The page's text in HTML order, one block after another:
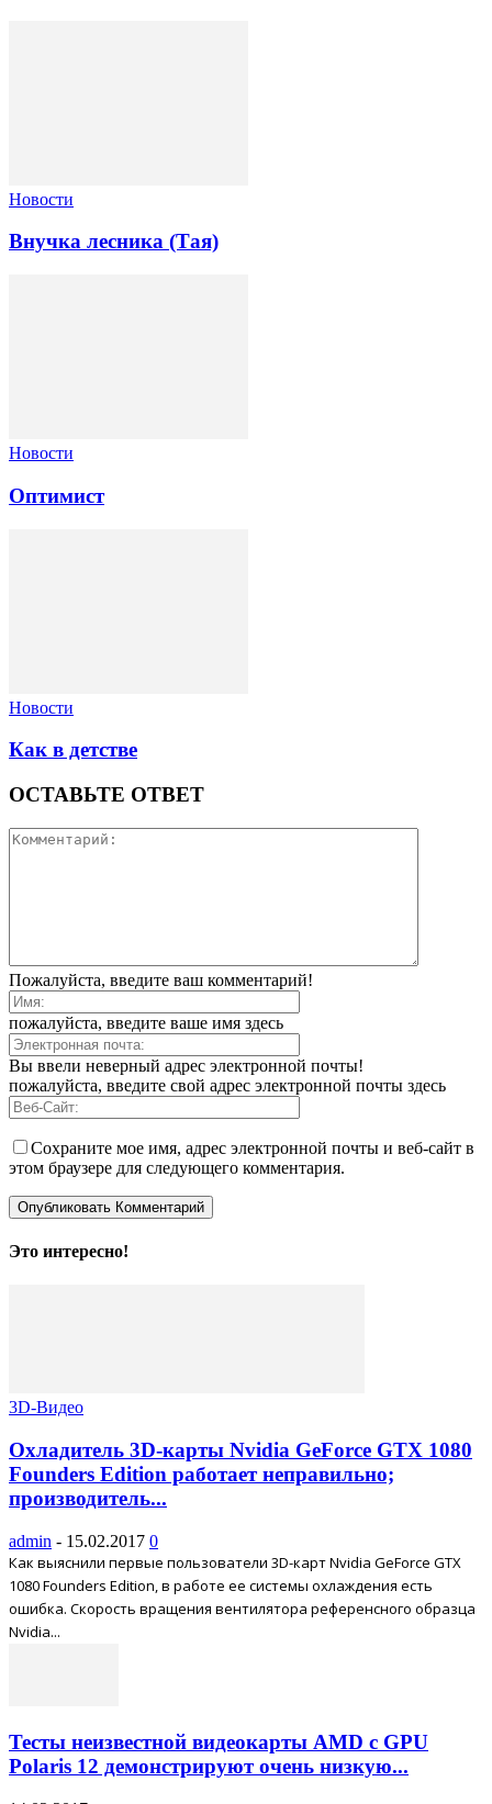
Новости
Внучка лесника (Тая)
Новости
Оптимист
Новости
Как в детстве
ОСТАВЬТЕ ОТВЕТ
Пожалуйста, введите ваш комментарий!
пожалуйста, введите ваше имя здесь
Вы ввели неверный адрес электронной почты!
пожалуйста, введите свой адрес электронной почты здесь
Сохраните мое имя, адрес электронной почты и веб-сайт в
этом браузере для следующего комментария.
Это интересно!
3D-Видео
Охладитель 3D-карты Nvidia GeForce GTX 1080
Founders Edition работает неправильно;
производитель...
admin - 15.02.2017 0
Как выяснили первые пользователи 3D-карт Nvidia GeForce GTX
1080 Founders Edition, в работе ее системы охлаждения есть
ошибка. Скорость вращения вентилятора референсного образца
Nvidia...
Тесты неизвестной видеокарты AMD с GPU
Polaris 12 демонстрируют очень низкую...